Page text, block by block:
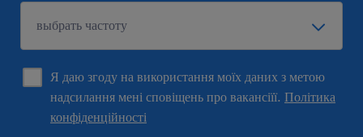
Я даю згоду на використання моїх даних з метою
надсилання мені сповіщень про вакансіїї. Політика
конфіденційності